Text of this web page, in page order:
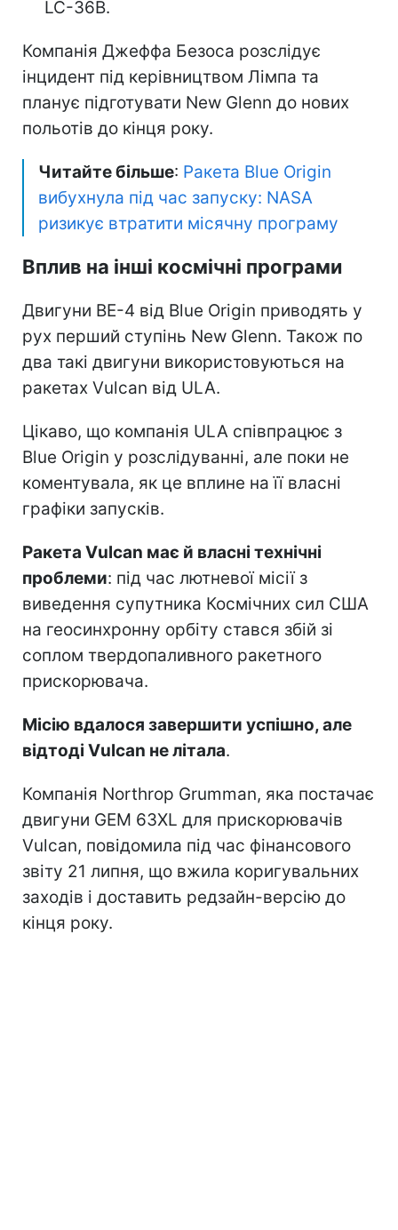
LC-36B.
Компанія Джеффа Безоса розслідує
інцидент під керівництвом Лімпа та
планує підготувати New Glenn до нових
польотів до кінця року.
Читайте більше: Ракета Blue Origin
вибухнула під час запуску: NASA
ризикує втратити місячну програму
Вплив на інші космічні програми
Двигуни BE-4 від Blue Origin приводять у
рух перший ступінь New Glenn. Також по
два такі двигуни використовуються на
ракетах Vulcan від ULA.
Цікаво, що компанія ULA співпрацює з
Blue Origin у розслідуванні, але поки не
коментувала, як це вплине на її власні
графіки запусків.
Ракета Vulcan має й власні технічні
проблеми: під час лютневої місії з
виведення супутника Космічних сил США
на геосинхронну орбіту стався збій зі
соплом твердопаливного ракетного
прискорювача.
Місію вдалося завершити успішно, але
відтоді Vulcan не літала.
Компанія Northrop Grumman, яка постачає
двигуни GEM 63XL для прискорювачів
Vulcan, повідомила під час фінансового
звіту 21 липня, що вжила коригувальних
заходів і доставить редзайн-версію до
кінця року.